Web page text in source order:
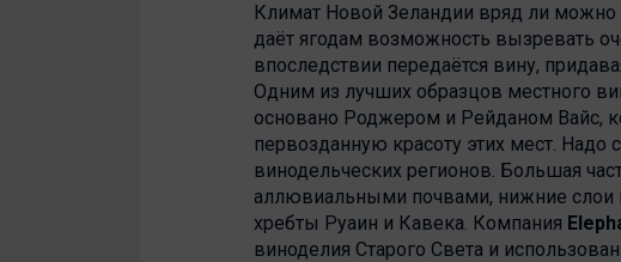
Климат Новой Зеландии вряд ли можно
даёт ягодам возможность вызревать
впоследствии передаётся вину,
Одним из лучших образцов местного
основано Роджером и Рейданом Вайс,
первозданную красоту этих мест. Надо
винодельческих регионов. Большая
аллювиальными почвами, нижние
хребты Руаин и Кавека. Компания
виноделия Старого Света и